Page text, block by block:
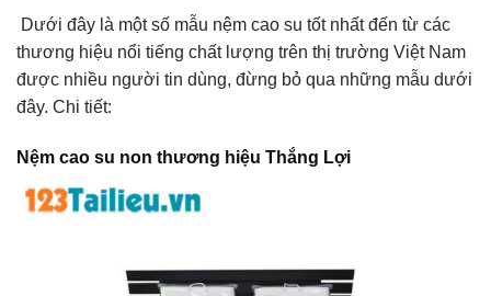
Dưới đây là một số mẫu nệm cao su tốt nhất đến từ các
thương hiệu nổi tiếng chất lượng trên thị trường Việt Nam
được nhiều người tin dùng, đừng bỏ qua những mẫu dưới
đây. Chi tiết:
Nệm cao su non thương hiệu Thắng Lợi